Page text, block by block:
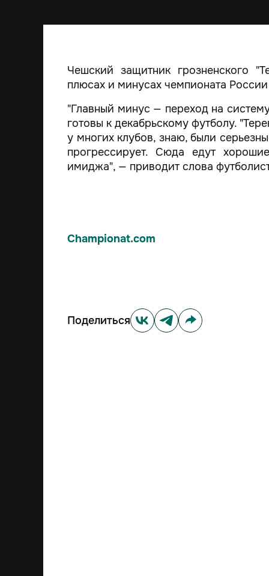
Чешский защитник грозненского
плюсах и минусах чемпионата
"Главный минус — переход на
готовы к декабрьскому футболу.
у многих клубов, знаю, были
прогрессирует. Сюда едут
имиджа", — приводит слова
Championat.com
Поделиться